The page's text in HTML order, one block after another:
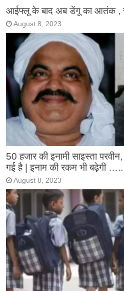
आईफ्लू के बाद अब डेंगू का आतंक ,
August 8, 2023
50 हजार की इनामी साइस्ता
गई है | इनाम की रकम भी बढ़ेगी …..
August 8, 2023